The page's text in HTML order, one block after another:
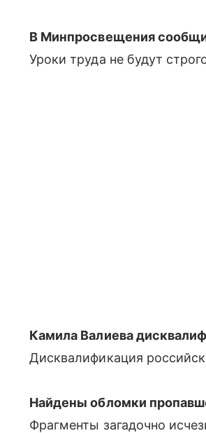
В Минпросвещения
Уроки труда не будут
Камила Валиева
Дисквалификация
Найдены обломки
Фрагменты загадочно